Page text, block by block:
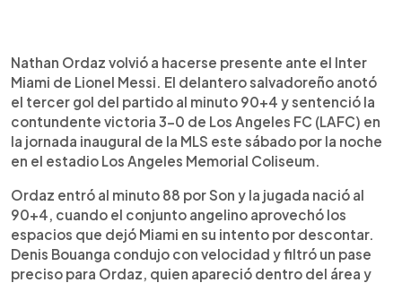
► Escuchar artículo
Nathan Ordaz selló la goleada 3-0 del LAFC
sobre el Inter Miami de Lionel Messi al marcar el
tercer tanto al minuto 90+1, tras un pase de Denis
Bouanga y una definición certera dentro del área.
Es el segundo gol del salvadoreño ante el equipo
de Messi. El partido, disputado en el Memorial
Coliseum ante 75,673 aficionados, fue el debut
de la MLS y el estreno de la estrella de campeón
para Miami. David Martínez abrió el marcador y
Bouanga amplió la ventaja. Messi fue bien
controlado y no logró rematar entre los tres palos
durante el encuentro.
Nathan Ordaz volvió a hacerse presente ante el Inter
Miami de Lionel Messi. El delantero salvadoreño anotó
el tercer gol del partido al minuto 90+4 y sentenció la
contundente victoria 3-0 de Los Angeles FC (LAFC) en
la jornada inaugural de la MLS este sábado por la noche
en el estadio Los Angeles Memorial Coliseum.
Ordaz entró al minuto 88 por Son y la jugada nació al
90+4, cuando el conjunto angelino aprovechó los
espacios que dejó Miami en su intento por descontar.
Denis Bouanga condujo con velocidad y filtró un pase
preciso para Ordaz, quien apareció dentro del área y